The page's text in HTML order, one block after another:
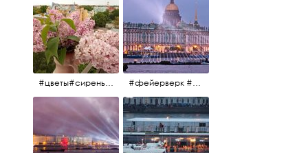
#цветы#сирень #розоваясирень #натюрморт #натюрмортсцветами #весна2012 #пробуждение #фейерверк #салют #парусник #санктпетербург #белыеночи2012 #белыеночи #алыепаруса2012 #алыепаруса #нева